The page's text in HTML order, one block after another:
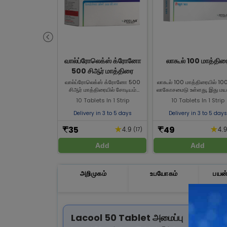
வால்ப்ரோலெக்ஸ் க்ரோனோ
500 சிஆர் மாத்திரை
வால்ப்ரோலெக்ஸ் க்ரோனோ 500
சிஆர் மாத்திரையில் சோடியம்
வால்ப்ரோயேட் (500 மி.கி) உள்ளது.
இது மயக்கம் (எபிலப்சி) சிகிச்சையில்
பயன்படுத்தப்படுகிறது. ஜீலாப்
க்ரோனோ 500 சிஆர் மாத்திரையை
10 Tablets In 1 Strip
Delivery in 3 to 5 days
₹35 ★4.9 (17)
Add
லாகூல் 100
லாகூல் 100 மாத்திரையில்
லாகோசமைடு உள்ளது, இது
(fits/க seizures) வராமல்
தடுப்பதற்கு
லாகூல் 100-ஐ Zeelab
10 Tablets In 1 Strip
Delivery in 3 to 5 days
₹49 ★4.9
Add
அறிமுகம் உபயோகம்
Lacool 50 Tablet அமைப்பு